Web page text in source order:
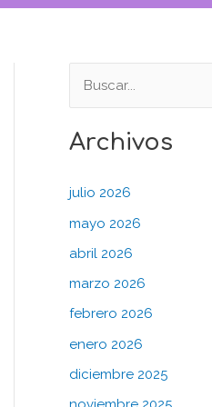
s
a
r
p
o
r
Archivos
julio 2026
mayo 2026
abril 2026
marzo 2026
febrero 2026
enero 2026
diciembre 2025